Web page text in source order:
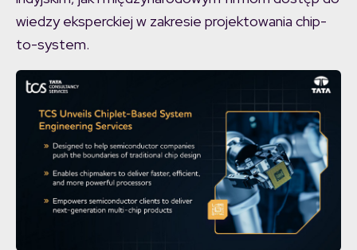
wiedzy eksperckiej w zakresie projektowania chip-
to-system.